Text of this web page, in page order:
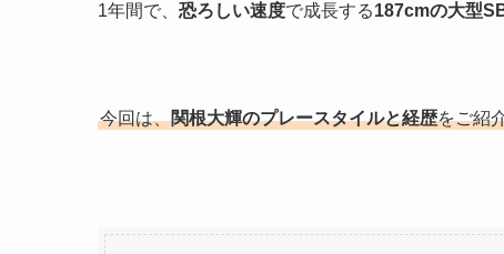
1年間で、 恐ろしい速度で成長する187cmの大型
今回は、関根大輝のプレースタイルと経歴をご紹